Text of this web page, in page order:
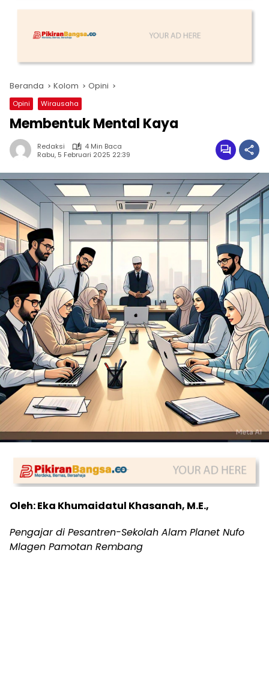
Beranda Kolom Opini
Opini Wirausaha
Membentuk Mental Kaya
Redaksi
4 Min Baca
Rabu, 5 Februari 2025 22:39
Oleh: Eka Khumaidatul Khasanah, M.E.,
Pengajar di Pesantren-Sekolah Alam Planet Nufo
Mlagen Pamotan Rembang